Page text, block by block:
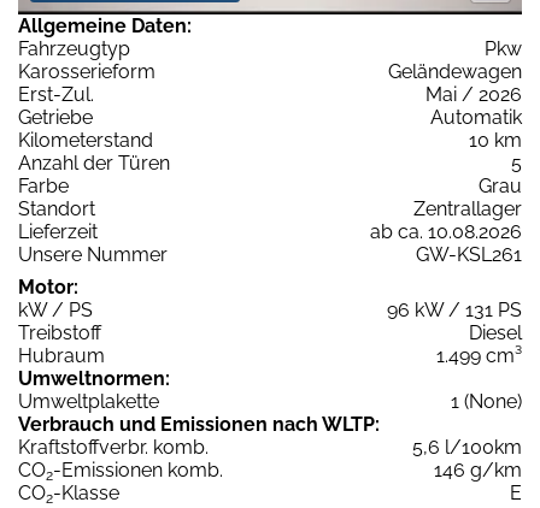
Allgemeine Daten:
Fahrzeugtyp
Pkw
Karosserieform
Geländewagen
Erst-Zul.
Mai / 2026
Getriebe
Automatik
Kilometerstand
10 km
Anzahl der Türen
5
Farbe
Grau
Standort
Zentrallager
Lieferzeit
ab ca. 10.08.2026
Unsere Nummer
GW-KSL261
Motor:
kW / PS
96 kW / 131 PS
Treibstoff
Diesel
Hubraum
1.499 cm³
Umweltnormen:
Umweltplakette
1 (None)
Verbrauch und Emissionen nach WLTP:
Kraftstoffverbr. komb.
5,6 l/100km
CO2-Emissionen komb.
146 g/km
CO2-Klasse
E